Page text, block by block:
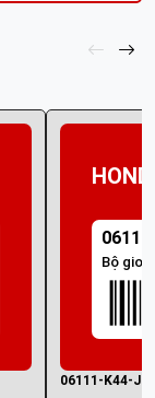
Bộ
06111-K44-